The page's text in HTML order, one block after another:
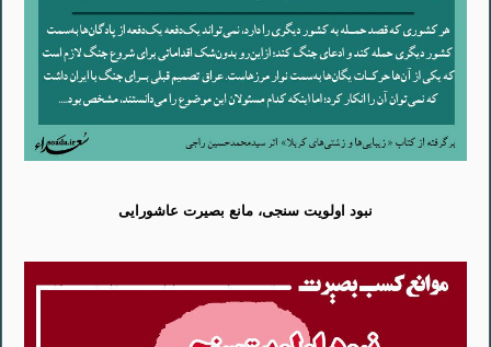
نبود اولویت سنجی، مانع بصیرت عاشورایی